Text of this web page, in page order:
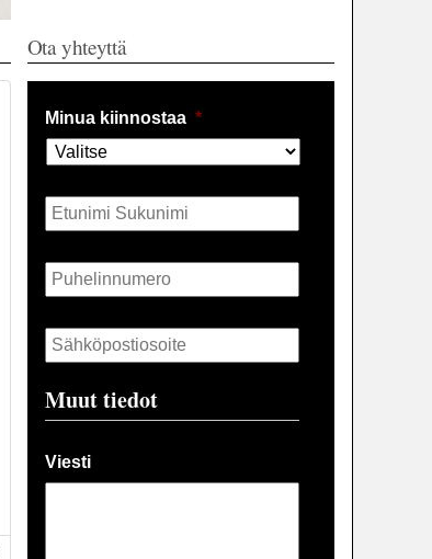
Ota yhteyttä
Minua kiinnostaa *
Nimi *
Puhelin *
Sähköposti *
Muut tiedot
Viesti